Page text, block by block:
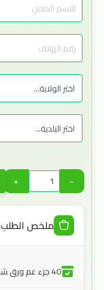
−
+
ملخص الطلب
40 جزء عم ورق شامو